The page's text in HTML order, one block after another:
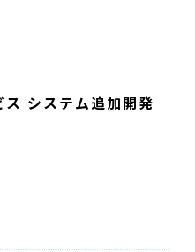
システム追加開発